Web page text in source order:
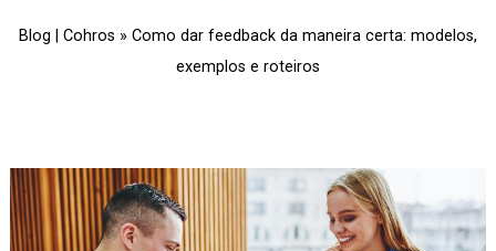
Como dar feedback da maneira certa: